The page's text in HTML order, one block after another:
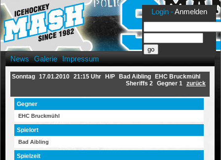
News Galerie Impressum
Sonntag 17.01.2010 21:15 Uhr H/P Bad Aibling
EHC Bruckmühl
zurück
Sheriffs 2 Gegner 1
Gegner
EHC Bruckmühl
Spielort
Bad Aibling
Spielzeit
Login -Anmelden